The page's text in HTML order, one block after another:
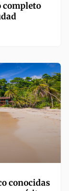
completo
conocidas